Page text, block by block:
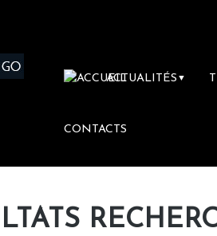
ACTUALITÉS ▼
CONTACTS